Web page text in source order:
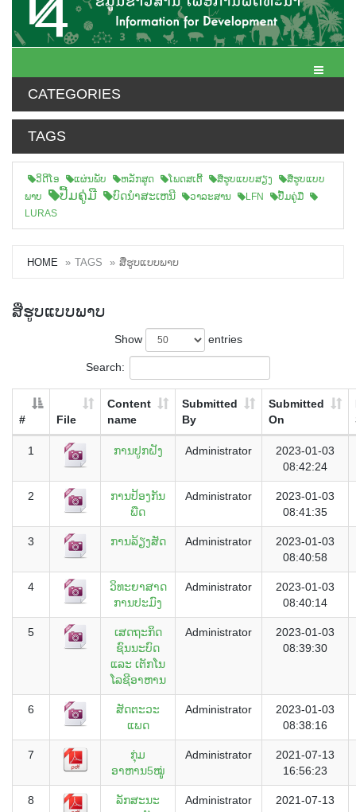
Toggle
CATEGORIES
TAGS
ວິດີໂອ ແຜ່ນພັບ ຫລັກສູດ ໂພດສເຕີ້ ສືຮູບແບບສຽງ
ສື່ຮູບແບບ
ພາບ
ປື້ມຄູ່ມື ບົດນຳສະເຫນີ ວາລະສານ LFN
ປື້ມຄູ່ມື
LURAS
HOME TAGS ສື່ຮູບແບບພາບ
ສື່ຮູບແບບພາບ
Show entries
Search:
# File
Content
name
Submitted
By
Submitted
On
1 ການປູກຝັງ Administrator
2023-01-03
08:42:24
2
ການປ້ອງກັນ
ພືດ
Administrator
2023-01-03
08:41:35
3 ການລ້ຽງສັດ Administrator
2023-01-03
08:40:58
4
ວິທະຍາສາດ
ການປະມົງ
Administrator
2023-01-03
08:40:14
5
ເສດຖະກິດ
ຊົນນະບົດ
ແລະ ເຕັກໂນ
ໂລຊີອາຫານ
Administrator
2023-01-03
08:39:30
6
ສັດຕະວະ
ແພດ
Administrator
2023-01-03
08:38:16
7
ກຸ່ມ
ອາຫານ5ໝູູ່
Administrator
2021-07-13
16:56:23
8
ລັກສະນະ
Administrator
2021-07-13